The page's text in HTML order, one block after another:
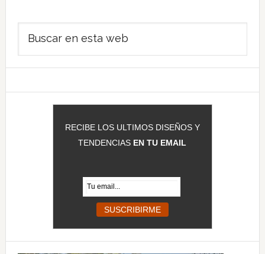
Barra
lateral
principal
RECIBE LOS ULTIMOS DISEÑOS Y
TENDENCIAS EN TU EMAIL